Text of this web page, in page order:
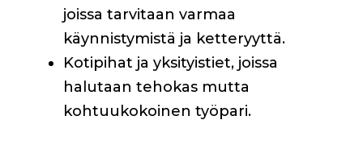
joissa tarvitaan varmaa
käynnistymistä ja ketteryyttä.
Kotipihat ja yksityistiet, joissa
halutaan tehokas mutta
kohtuukokoinen työpari.